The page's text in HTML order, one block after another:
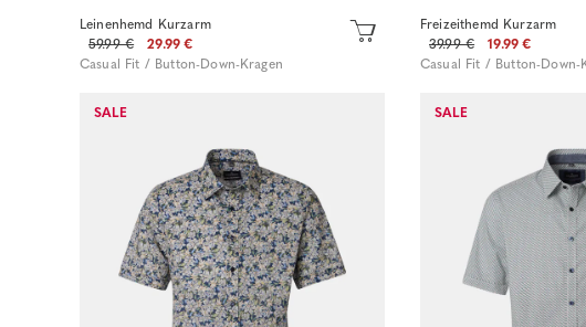
Leinenhemd Kurzarm
59.99 €
29.99 €
Casual Fit / Button-Down-Kragen
Freizeithemd Kurzarm
39.99 €
19.99 €
Casual Fit / Button-Down-
SALE SALE